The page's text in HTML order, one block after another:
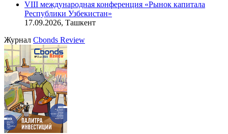
VIII международная конференция «Рынок капитала
Республики Узбекистан»
17.09.2026, Ташкент
Журнал Cbonds Review